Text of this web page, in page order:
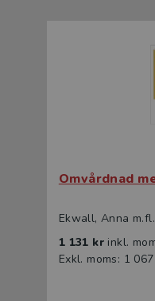
Omvårdnad
Ekwall, Anna
1 131 kr inkl.
Exkl. moms: 1